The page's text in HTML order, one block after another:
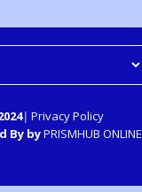
| Privacy Policy
By byPRISMHUB ONLINE